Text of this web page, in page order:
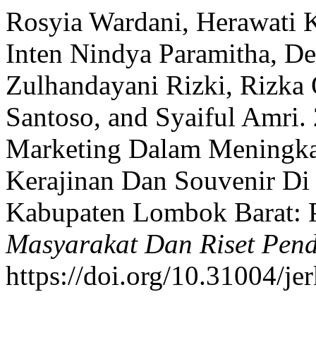
Rosyia Wardani, Herawati
Inten Nindya Paramitha,
Zulhandayani Rizki, Rizka
Santoso, and Syaiful
Marketing Dalam
Kerajinan Dan Souvenir Di
Kabupaten Lombok Barat:
Masyarakat Dan Riset
https://doi.org/10.31004/